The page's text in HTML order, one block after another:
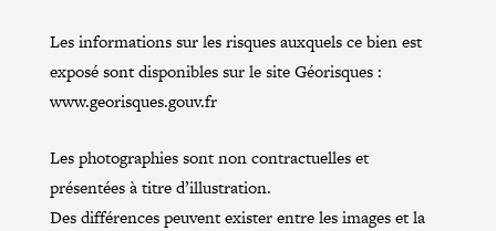
Les informations sur les risques auxquels ce bien est
exposé sont disponibles sur le site Géorisques :
www.georisques.gouv.fr
Les photographies sont non contractuelles et
présentées à titre d’illustration.
Des différences peuvent exister entre les images et la